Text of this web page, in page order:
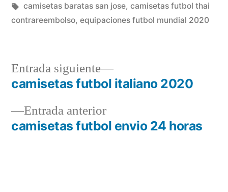
en
Etiquetas:
camisetas baratas san jose, camisetas futbol thai
contrareembolso, equipaciones futbol mundial 2020
Navegación
deEntrada anteriorEntrada
anterior:
camisetas futbol envio 24 horas
Entrada siguiente
Entrada
siguiente:
camisetas futbol italiano 2020